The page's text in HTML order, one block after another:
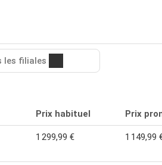
les filiales
Prix habituel Prix
1 299,99 € 1 149,99